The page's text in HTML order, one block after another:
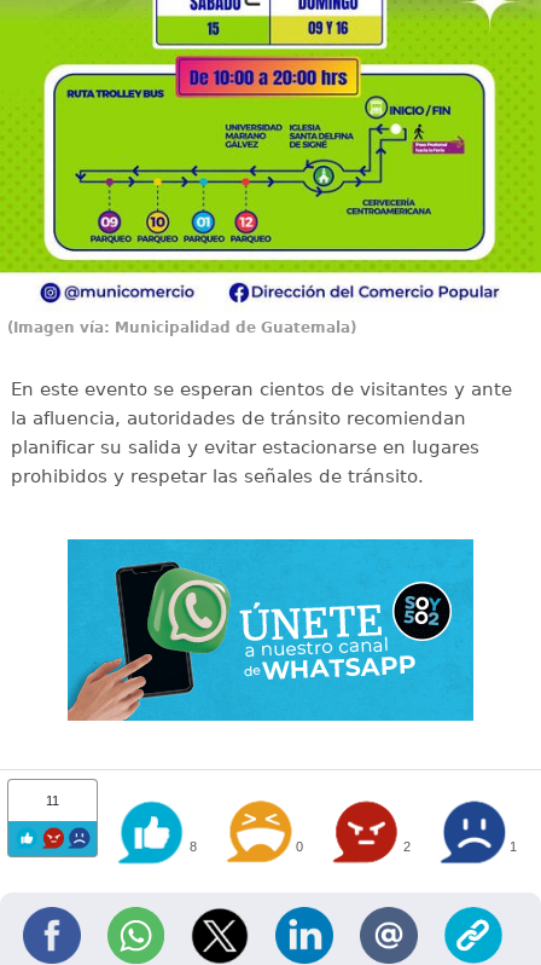
(Imagen vía: Municipalidad de Guatemala)
En este evento se esperan cientos de visitantes y ante
la afluencia, autoridades de tránsito recomiendan
planificar su salida y evitar estacionarse en lugares
prohibidos y respetar las señales de tránsito.
11
8 0 2 1